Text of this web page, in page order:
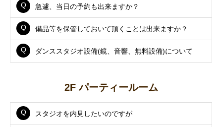
急遽、当日の予約も出来ますか？
備品等を保管しておいて頂くことは出来ますか？
ダンススタジオ設備(鏡、音響、無料設備)について
2F パーティールーム
スタジオを内見したいのですが